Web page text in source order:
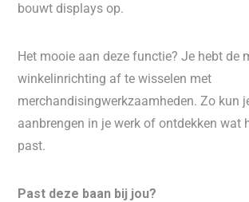
bouwt displays op.
Het mooie aan deze functie? Je hebt de
winkelinrichting af te wisselen met
merchandisingwerkzaamheden. Zo kun
aanbrengen in je werk of ontdekken wat
past.
Past deze baan bij jou?